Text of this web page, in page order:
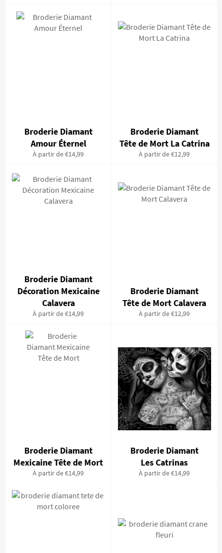
Broderie Diamant
Amour Éternel
À partir de €14,99
Broderie Diamant
Tête de Mort La Catrina
À partir de €12,99
Broderie Diamant
Décoration Mexicaine
Calavera
À partir de €14,99
Broderie Diamant
Tête de Mort Calavera
À partir de €12,99
Broderie Diamant
Mexicaine Tête de Mort
À partir de €14,99
Broderie Diamant
Les Catrinas
À partir de €14,99